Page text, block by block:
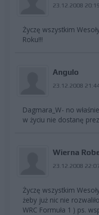
23.12.2008 20:19
Życzę wszystkim
Roku!!!
Angulo
23.12.2008
Dagmara_W- no
w życiu nie dostanę
Wierna
23.12.2008
Życzę wszystkim
żeby już nic nie
WRC Formuła 1 ) ps.